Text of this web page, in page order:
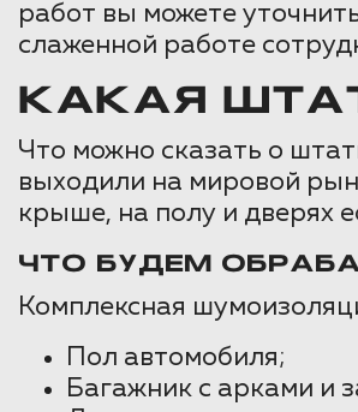
работ вы можете
слаженной работе
КАКАЯ
Что можно сказать о
выходили на мировой
крыше, на полу и дверях
ЧТО БУДЕМ
Комплексная
Пол автомобиля;
Багажник с арками и